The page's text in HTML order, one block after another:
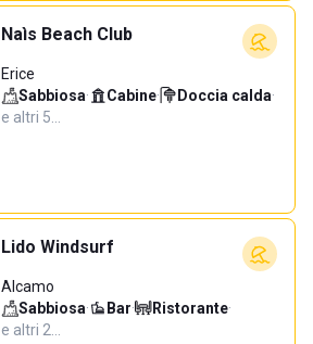
Naìs Beach Club
Erice
Sabbiosa· Cabine· Doccia calda·
e altri 5…
Lido Windsurf
Alcamo
Sabbiosa· Bar· Ristorante·
e altri 2…